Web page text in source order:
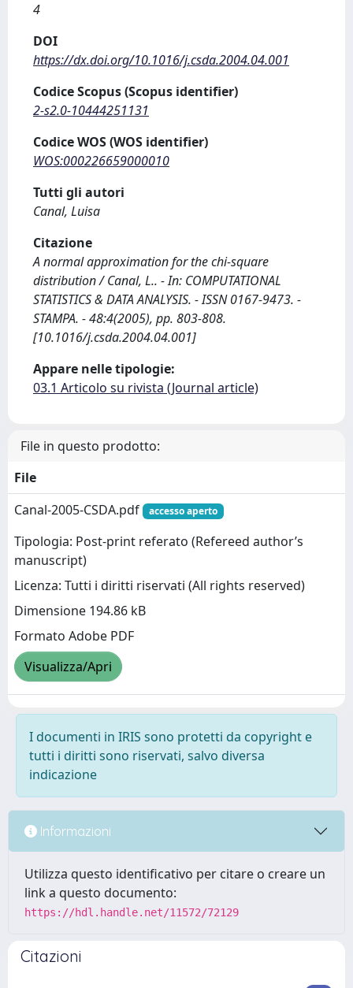
4
DOI
https://dx.doi.org/10.1016/j.csda.2004.04.001
Codice Scopus (Scopus identifier)
2-s2.0-10444251131
Codice WOS (WOS identifier)
WOS:000226659000010
Tutti gli autori
Canal, Luisa
Citazione
A normal approximation for the chi-square
distribution / Canal, L.. - In: COMPUTATIONAL
STATISTICS & DATA ANALYSIS. - ISSN 0167-9473. -
STAMPA. - 48:4(2005), pp. 803-808.
[10.1016/j.csda.2004.04.001]
Appare nelle tipologie:
03.1 Articolo su rivista (Journal article)
File in questo prodotto:
File
Canal-2005-CSDA.pdf
accesso aperto
Tipologia: Post-print referato (Refereed author’s
manuscript)
Licenza: Tutti i diritti riservati (All rights reserved)
Dimensione 194.86 kB
Formato Adobe PDF
Visualizza/Apri
I documenti in IRIS sono protetti da copyright e
tutti i diritti sono riservati, salvo diversa
indicazione
Informazioni
Utilizza questo identificativo per citare o creare un
link a questo documento:
https://hdl.handle.net/11572/72129
Citazioni